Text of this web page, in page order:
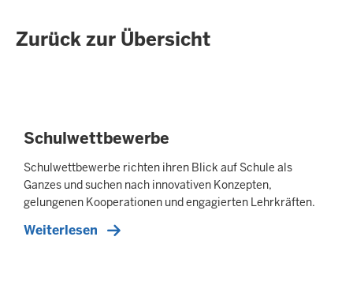
Zurück zur Übersicht
Schulwettbewerbe
Schulwettbewerbe richten ihren Blick auf Schule als
Ganzes und suchen nach innovativen Konzepten,
gelungenen Kooperationen und engagierten Lehrkräften.
Weiterlesen